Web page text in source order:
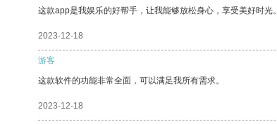
这款app是我娱乐的好帮手，让我能够放松身心，享受美好时光。
2023-12-18
游客
这款软件的功能非常全面，可以满足我所有需求。
2023-12-18